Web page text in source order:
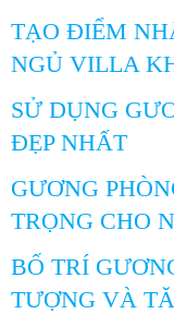
TẠO ĐIỂM
NGỦ VILLA
SỬ DỤNG
ĐẸP NHẤT
GƯƠNG
TRỌNG CHO
BỐ TRÍ
TƯỢNG VÀ